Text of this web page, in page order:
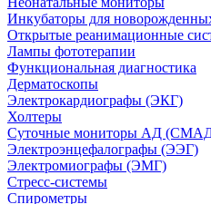
Инкубаторы для
Открытые реанимационные
Лампы фототерапии
Функциональная диагностика
Дерматоскопы
Электрокардиографы (ЭКГ)
Холтеры
Суточные мониторы АД
Электроэнцефалографы (ЭЭГ)
Электромиографы (ЭМГ)
Стресс-системы
Спирометры